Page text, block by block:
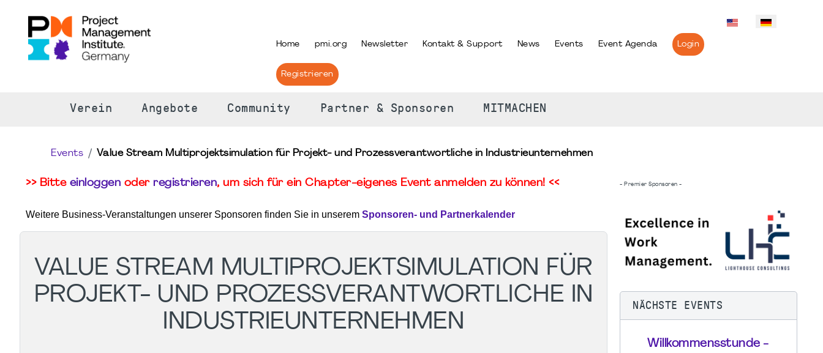
Home pmi.org Newsletter Kontakt & Support News Events Event Agenda Login
Registrieren
Verein Angebote Community Partner & Sponsoren MITMACHEN
Events Value Stream Multiprojektsimulation für Projekt- und Prozessverantwortliche in Industrieunternehmen
>> Bitte einloggen oder registrieren, um sich für ein Chapter-eigenes Event anmelden zu können! <<
Weitere Business-Veranstaltungen unserer Sponsoren finden Sie in unserem Sponsoren- und Partnerkalender
VALUE STREAM MULTIPROJEKTSIMULATION FÜR
PROJEKT- UND PROZESSVERANTWORTLICHE IN
INDUSTRIEUNTERNEHMEN
- Premier Sponsoren -
NÄCHSTE EVENTS
Willkommensstunde -